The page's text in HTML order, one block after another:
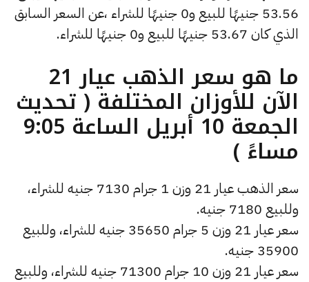
53.56 جنيهًا للبيع و0 جنيهًا للشراء ،عن السعر السابق
الذي كان 53.67 جنيهًا للبيع و0 جنيهًا للشراء.
ما هو سعر الذهب عيار 21
الآن للأوزان المختلفة ( تحديث
الجمعة 10 أبريل الساعة 9:05
مساءً )
سعر الذهب عيار 21 وزن 1 جرام 7130 جنيه للشراء،
وللبيع 7180 جنيه.
سعر عيار 21 وزن 5 جرام 35650 جنيه للشراء، وللبيع
35900 جنيه.
سعر عيار 21 وزن 10 جرام 71300 جنيه للشراء، وللبيع